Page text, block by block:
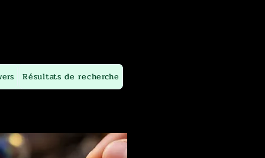
Résultats de recherche